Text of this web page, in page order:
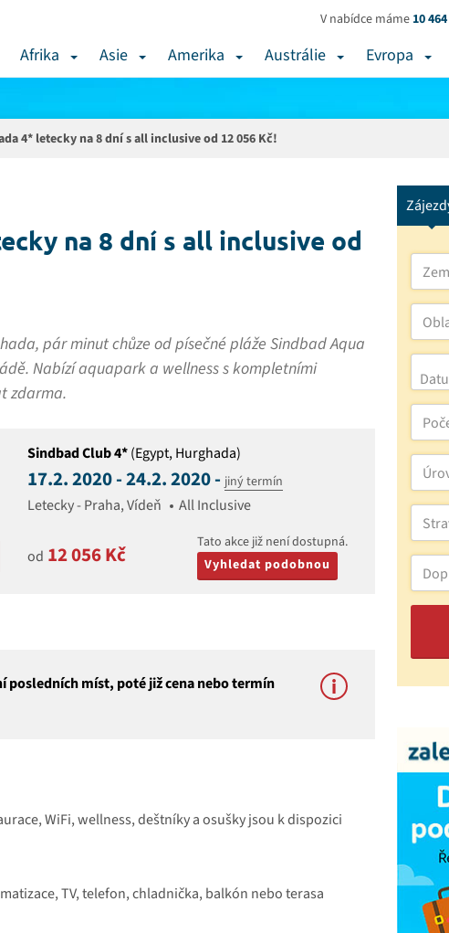
V nabídce máme 10 464
Afrika Asie Amerika Austrálie Evropa
4* letecky na 8 dní s all inclusive od 12 056 Kč!
na 8 dní s all inclusive od
pár minut chůze od písečné pláže Sindbad Aqua
Nabízí aquapark a wellness s kompletními
zdarma.
Sindbad Club 4*(Egypt, Hurghada)
17.2. 2020 - 24.2. 2020 - jiný termín
Letecky - Praha, Vídeň All Inclusive
od 12 056 Kč
Tato akce již není dostupná.
Vyhledat podobnou
posledních míst, poté již cena nebo termín
WiFi, wellness, deštníky a osušky jsou k dispozici
TV, telefon, chladnička, balkón nebo terasa